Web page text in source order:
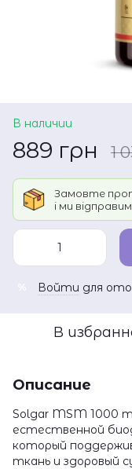
В наличии
889 грн 1
Замовте
і ми
Войти для
В
Описание
Solgar MSM 1000
естественной
который
ткань и здоровый